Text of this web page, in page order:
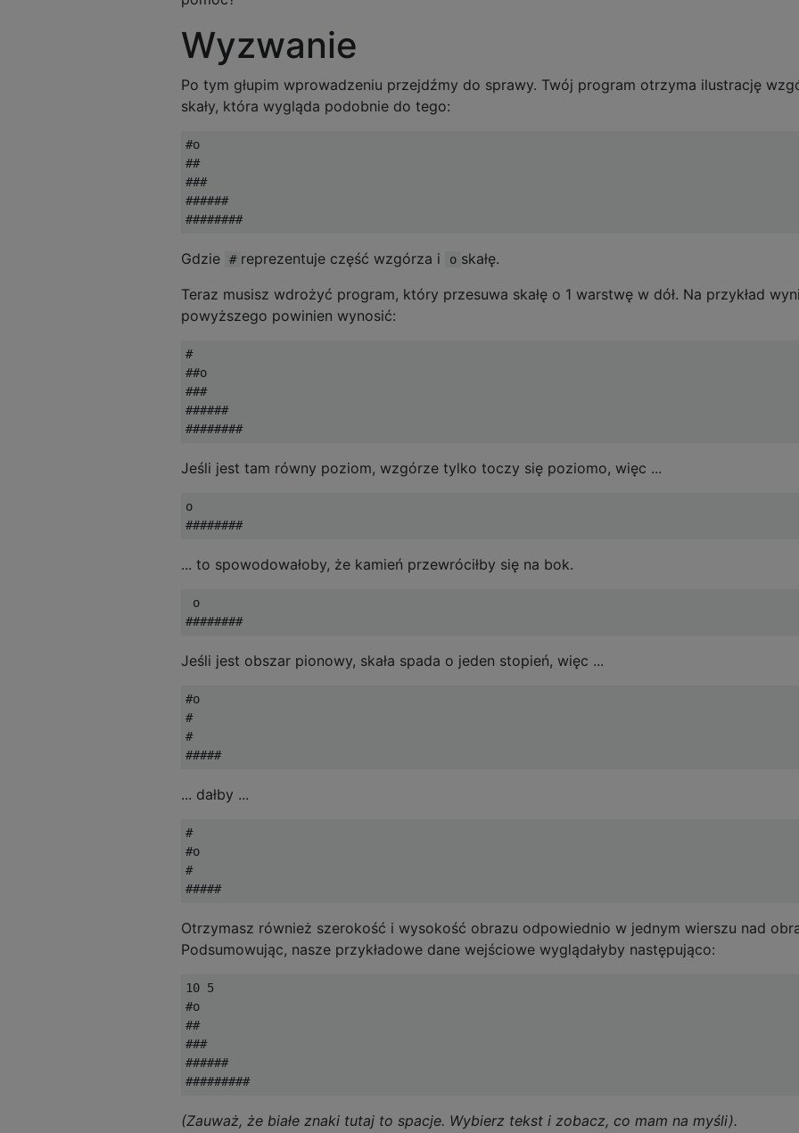
Wyzwanie
Po tym głupim wprowadzeniu przejdźmy do sprawy. Twój program otrzyma ilustrację
skały, która wygląda podobnie do tego:
#o
##
###
######
Gdzie # reprezentuje część wzgórza i o skałę.
Teraz musisz wdrożyć program, który przesuwa skałę o 1 warstwę w dół. Na przykład
powyższego powinien wynosić:
#
##o
###
######
Jeśli jest tam równy poziom, wzgórze tylko toczy się poziomo, więc ...
o
... to spowodowałoby, że kamień przewróciłby się na bok.
o
Jeśli jest obszar pionowy, skała spada o jeden stopień, więc ...
#o
#
#
... dałby ...
#
#o
#
Otrzymasz również szerokość i wysokość obrazu odpowiednio w jednym wierszu nad
Podsumowując, nasze przykładowe dane wejściowe wyglądałyby następująco:
10 5
#o
##
###
######
(Zauważ, że białe znaki tutaj to spacje. Wybierz tekst i zobacz, co mam na myśli).